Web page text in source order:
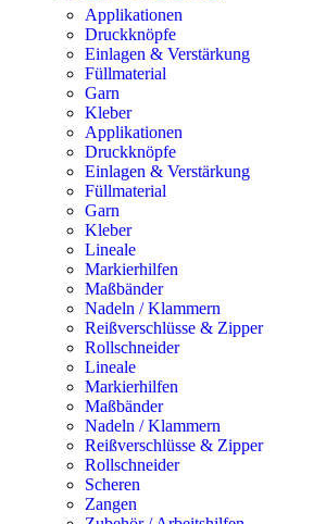
Applikationen
Druckknöpfe
Einlagen & Verstärkung
Füllmaterial
Garn
Kleber
Applikationen
Druckknöpfe
Einlagen & Verstärkung
Füllmaterial
Garn
Kleber
Lineale
Markierhilfen
Maßbänder
Nadeln / Klammern
Reißverschlüsse & Zipper
Rollschneider
Lineale
Markierhilfen
Maßbänder
Nadeln / Klammern
Reißverschlüsse & Zipper
Rollschneider
Scheren
Zangen